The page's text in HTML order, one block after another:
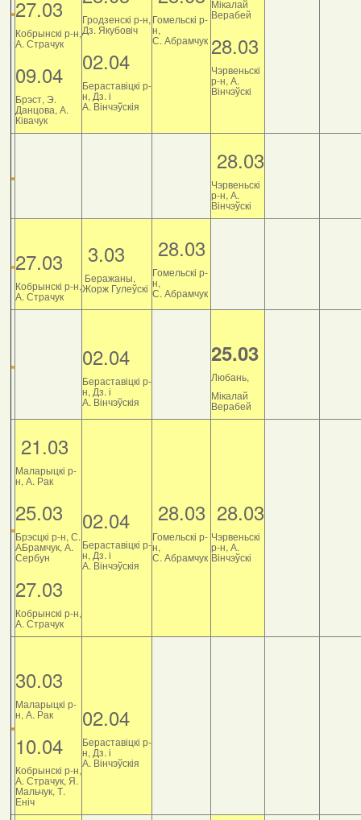
27.03
Кобрынскі р-н,
А. Страчук
09.04
Брэст, Э.
Данцова, А.
Ківачук
Гродзенскі р-н,
Дз. Якубовіч
02.04
Бераставіцкі р-
н, Дз. і
А. Вінчэўскія
Гомельскі р-
н,
С. Абрамчук
Мікалай
Верабей
28.03
Чэрвеньскі
р-н, А.
Вінчэўскі
28.03
Чэрвеньскі
р-н, А.
Вінчэўскі
27.03
Кобрынскі р-н,
А. Страчук
3.03
Беражаны,
Жорж Гулеўскі
28.03
Гомельскі р-
н,
С. Абрамчук
02.04
Бераставіцкі р-
н, Дз. і
А. Вінчэўскія
25.03
Любань,
Мікалай
Верабей
21.03
Маларыцкі р-
н, А. Рак
25.03
Брэсцкі р-н, С.
АБрамчук, А.
Сербун
27.03
Кобрынскі р-н,
А. Страчук
02.04
Бераставіцкі р-
н, Дз. і
А. Вінчэўскія
28.03
Гомельскі р-
н,
С. Абрамчук
28.03
Чэрвеньскі
р-н, А.
Вінчэўскі
30.03
Маларыцкі р-
н, А. Рак
10.04
Кобрынскі р-н,
А. Страчук, Я.
Мальчук, Т.
Еніч
02.04
Бераставіцкі р-
н, Дз. і
А. Вінчэўскія